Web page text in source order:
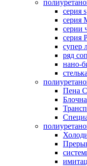
серия s
серия
серии
серия
супер
ряд
нано-
Пена